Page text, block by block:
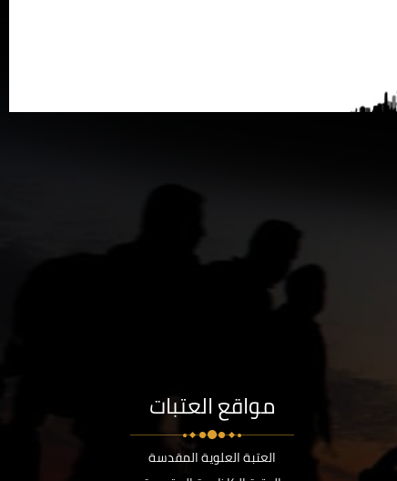
مواقع العتبات
العتبة العلوية المقدسة